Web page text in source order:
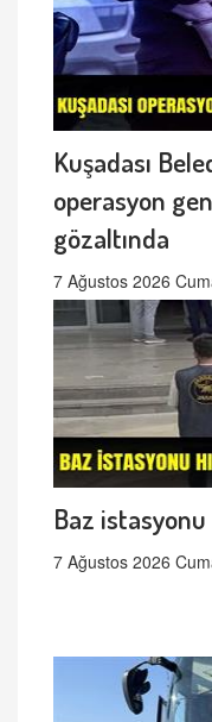
Kuşadası
operasyon
gözaltında
7 Ağustos 2026
Baz istasyonu
7 Ağustos 2026